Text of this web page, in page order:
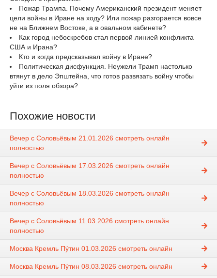
Пожар Трампа. Почему Американский президент меняет
цели войны в Иране на ходу? Или пожар разгорается вовсе
не на Ближнем Востоке, а в овальном кабинете?
Как город небоскребов стал первой линией конфликта
США и Ирана?
Кто и когда предсказывал войну в Иране?
Политическая дисфункция. Неужели Трамп настолько
втянут в дело Эпштейна, что готов развязать войну чтобы
уйти из поля обзора?
Похожие новости
Вечер с Соловьёвым 21.01.2026 смотреть онлайн
полностью
Вечер с Соловьёвым 17.03.2026 смотреть онлайн
полностью
Вечер с Соловьёвым 18.03.2026 смотреть онлайн
полностью
Вечер с Соловьёвым 11.03.2026 смотреть онлайн
полностью
Москва Кремль Пýтин 01.03.2026 смотреть онлайн
Москва Кремль Пýтин 08.03.2026 смотреть онлайн